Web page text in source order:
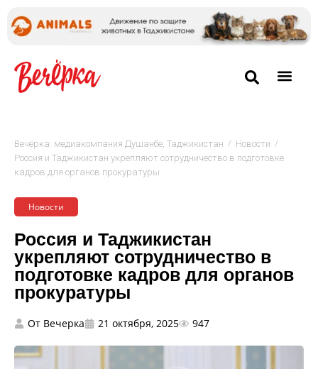
Вечёрка: медиакомпания Душанбе, Таджикистан / Новости /
Россия и Таджикистан укрепляют сотрудничество в подготовке
кадров для органов прокуратуры
Новости
Россия и Таджикистан
укрепляют сотрудничество в
подготовке кадров для органов
прокуратуры
От Вечерка 21 октября, 2025 947